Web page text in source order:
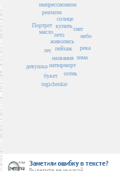
пейзаж
названия
живопись
лето
натюрморт
купить
солнце
лес
зима
осень
букет
масло
река
снег
tegicheskie
реализм
небо
импрессионизм
Портрет
девушка